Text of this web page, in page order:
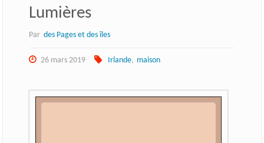
Lumières
Par des Pages et des îles
26 mars 2019 Irlande, maison